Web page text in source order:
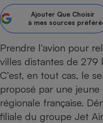
Ajouter Que Choisir
à mes sources
Prendre l’avion pour
villes distantes de 279
C’est, en tout cas, le
proposé par une jeune
régionale française.
filiale du groupe Jet